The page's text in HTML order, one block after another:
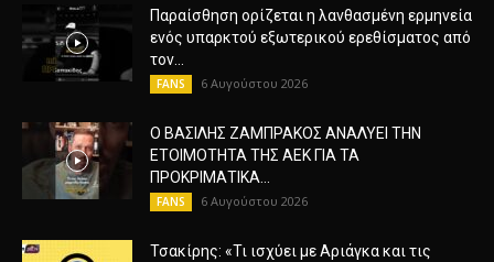
Παραίσθηση ορίζεται η λανθασμένη ερμηνεία
ενός υπαρκτού εξωτερικού ερεθίσματος από
τον...
FANS 6 Αυγούστου 2026
Ο ΒΑΣΙΛΗΣ ΖΑΜΠΡΑΚΟΣ ΑΝΑΛΥΕΙ ΤΗΝ
ΕΤΟΙΜΟΤΗΤΑ ΤΗΣ ΑΕΚ ΓΙΑ ΤΑ
ΠΡΟΚΡΙΜΑΤΙΚΑ...
FANS 6 Αυγούστου 2026
Τσακίρης: «Τι ισχύει με Αριάγκα και τις